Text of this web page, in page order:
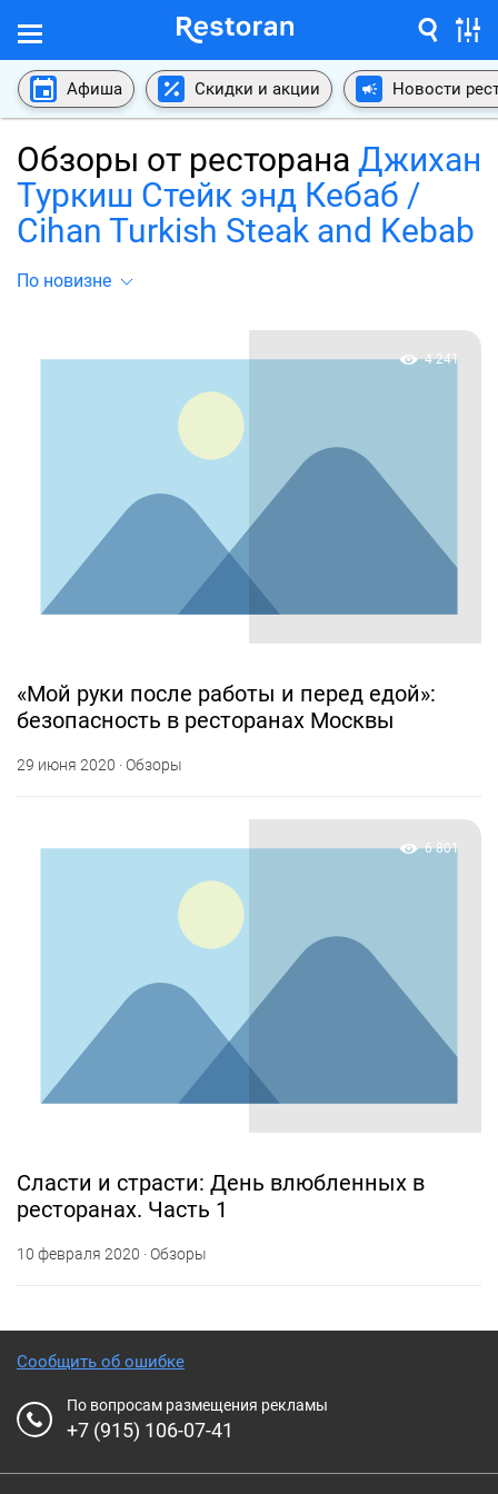
Афиша Скидки и акции Новости
Обзоры от ресторана Джихан
Туркиш Стейк энд Кебаб /
Cihan Turkish Steak and Kebab
По новизне
4 241
«Мой руки после работы и перед едой»:
безопасность в ресторанах Москвы
29 июня 2020 · Обзоры
6 801
Сласти и страсти: День влюбленных в
ресторанах. Часть 1
10 февраля 2020 · Обзоры
Сообщить об ошибке
По вопросам размещения рекламы
+7 (915) 106-07-41